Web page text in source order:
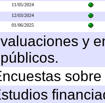
11/05/2024
12/03/2024
01/06/2025
y